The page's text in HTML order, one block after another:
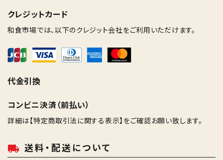
クレジットカード
和食市場では、以下のクレジット会社をご利用いただけます。
代金引換
コンビニ決済（前払い）
詳細は【特定商取引法に関する表示】 をご確認お願い致します。
local_shipping 送料・配送について